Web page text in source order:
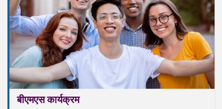
बीएमएस कार्यक्रम